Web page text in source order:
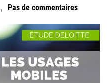
, Pas de commentaires